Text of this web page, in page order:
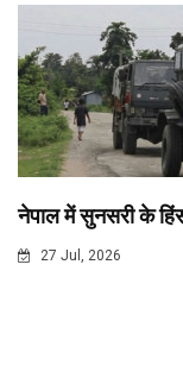
नेपाल में सुनसरी के
27 Jul, 2026